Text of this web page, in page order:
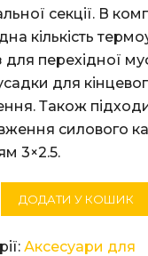
секції. В
кількість
для перехідної
для
Також
силового
3×2.5.
ДОДАТИ У КОШИК
Аксесуари для